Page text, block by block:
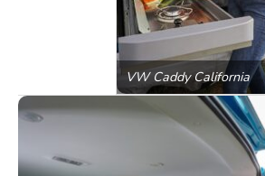
VW Caddy California